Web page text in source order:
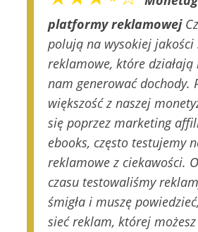
platformy reklamowej
polują na wysokiej jakości
reklamowe, które
nam generować dochody.
większość z naszej
się poprzez marketing
ebooks, często testujemy
reklamowe z ciekawości.
czasu testowaliśmy
śmigła i muszę
sieć reklam, której możesz